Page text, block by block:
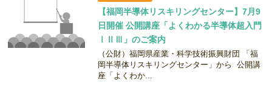
【福岡半導体リスキリングセンター】7月9
日開催 公開講座「よくわかる半導体超入門
ⅠⅡⅢ」のご案内
（公財）福岡県産業・科学技術振興財団 「福
岡半導体リスキリングセンター」から 公開講
座「よくわか...